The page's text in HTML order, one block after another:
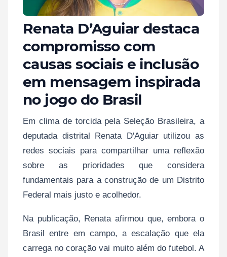
Renata D’Aguiar destaca
compromisso com
causas sociais e inclusão
em mensagem inspirada
no jogo do Brasil
Em clima de torcida pela Seleção Brasileira, a
deputada distrital Renata D'Aguiar utilizou as
redes sociais para compartilhar uma reflexão
sobre as prioridades que considera
fundamentais para a construção de um Distrito
Federal mais justo e acolhedor.
Na publicação, Renata afirmou que, embora o
Brasil entre em campo, a escalação que ela
carrega no coração vai muito além do futebol. A